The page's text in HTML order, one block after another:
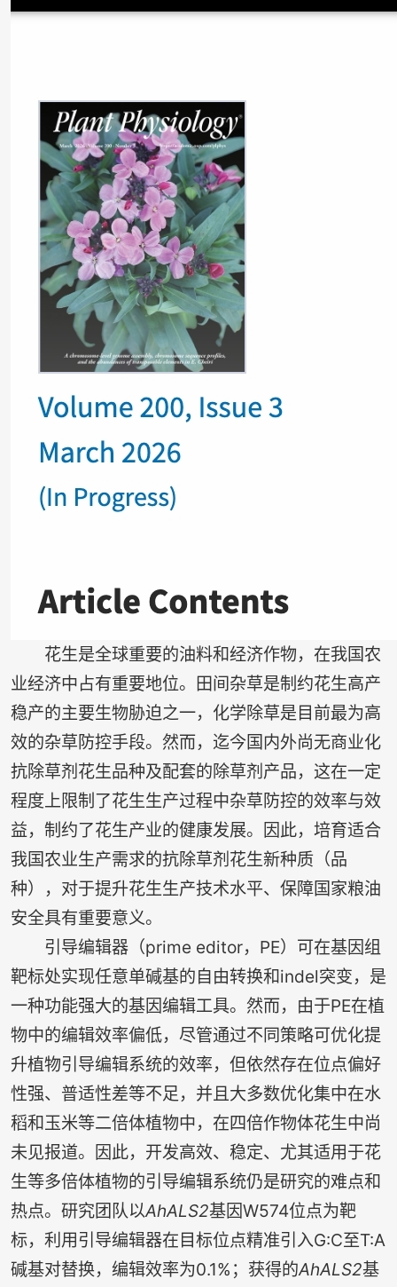
花生是全球重要的油料和经济作物，在我国农
业经济中占有重要地位。田间杂草是制约花生高产
稳产的主要生物胁迫之一，化学除草是目前最为高
效的杂草防控手段。然而，迄今国内外尚无商业化
抗除草剂花生品种及配套的除草剂产品，这在一定
程度上限制了花生生产过程中杂草防控的效率与效
益，制约了花生产业的健康发展。因此，培育适合
我国农业生产需求的抗除草剂花生新种质（品
种），对于提升花生生产技术水平、保障国家粮油
安全具有重要意义。
引导编辑器（prime editor，PE）可在基因组
靶标处实现任意单碱基的自由转换和indel突变，是
一种功能强大的基因编辑工具。然而，由于PE在植
物中的编辑效率偏低，尽管通过不同策略可优化提
升植物引导编辑系统的效率，但依然存在位点偏好
性强、普适性差等不足，并且大多数优化集中在水
稻和玉米等二倍体植物中，在四倍作物体花生中尚
未见报道。因此，开发高效、稳定、尤其适用于花
生等多倍体植物的引导编辑系统仍是研究的难点和
热点。研究团队以AhALS2基因W574位点为靶
标，利用引导编辑器在目标位点精准引入G:C至T:A
碱基对替换，编辑效率为0.1%；获得的AhALS2基